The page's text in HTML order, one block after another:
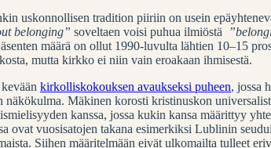
uskonnollisen tradition piiriin on usein
belonging” soveltaen voisi puhua ilmiöstä
määrä on ollut 1990-luvulta lähtien 10–15
mutta kirkko ei niin vain eroakaan ihmisestä.
kirkolliskokouksen avaukseksi puheen, jossa
Mäkinen korosti kristinuskon
kanssa, jossa kukin kansa määrittyy
ovat vuosisatojen takana esimerkiksi Lublinin
Siihen määritelmään eivät ulkomailta tulleet